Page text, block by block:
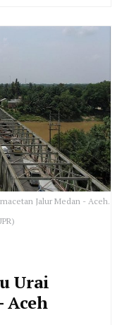
Jalur Medan - Aceh.
Urai
Aceh